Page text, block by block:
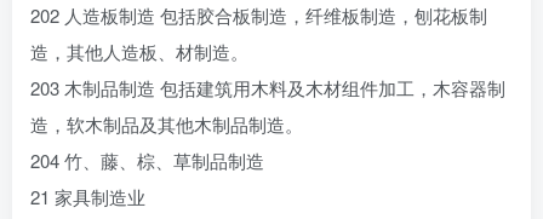
202 人造板制造 包括胶合板制造，纤维板制造，刨花板制
造，其他人造板、材制造。
203 木制品制造 包括建筑用木料及木材组件加工，木容器制
造，软木制品及其他木制品制造。
204 竹、藤、棕、草制品制造
21 家具制造业